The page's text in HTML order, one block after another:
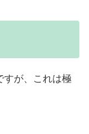
すが、これは極